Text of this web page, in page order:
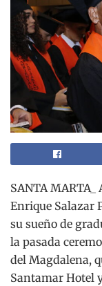
SANTA
Enrique Salazar
su sueño de
la pasada
del Magdalena,
Santamar Hotel